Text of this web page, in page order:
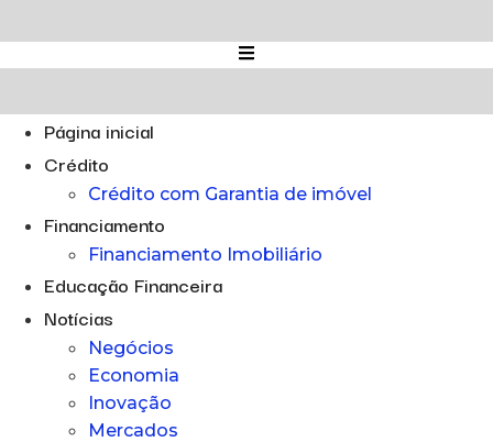
para
o
Página inicial
Crédito
Crédito com Garantia de imóvel
Financiamento
Financiamento Imobiliário
Educação Financeira
Notícias
Negócios
Economia
Inovação
Mercados